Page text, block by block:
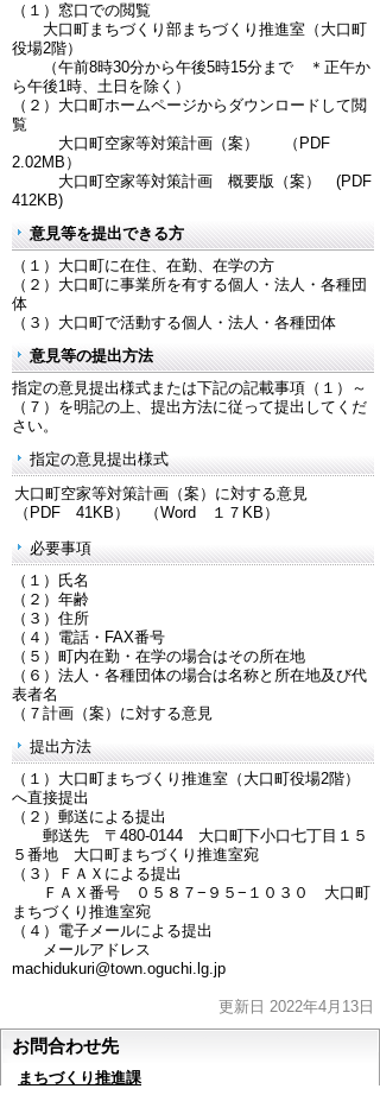
（１）窓口での閲覧
大口町まちづくり部まちづくり推進室（大口町
役場2階）
（午前8時30分から午後5時15分まで ＊正午か
ら午後1時、土日を除く）
（２）大口町ホームページからダウンロードして閲
覧
大口町空家等対策計画（案） （PDF
2.02MB）
大口町空家等対策計画 概要版（案） (PDF
412KB)
意見等を提出できる方
（１）大口町に在住、在勤、在学の方
（２）大口町に事業所を有する個人・法人・各種団
体
（３）大口町で活動する個人・法人・各種団体
意見等の提出方法
指定の意見提出様式または下記の記載事項（１）～
（７）を明記の上、提出方法に従って提出してくだ
さい。
指定の意見提出様式
大口町空家等対策計画（案）に対する意見
（PDF 41KB） （Word １７KB）
必要事項
（１）氏名
（２）年齢
（３）住所
（４）電話・FAX番号
（５）町内在勤・在学の場合はその所在地
（６）法人・各種団体の場合は名称と所在地及び代
表者名
（７計画（案）に対する意見
提出方法
（１）大口町まちづくり推進室（大口町役場2階）
へ直接提出
（２）郵送による提出
郵送先 〒480-0144 大口町下小口七丁目１５
５番地 大口町まちづくり推進室宛
（３）ＦＡＸによる提出
ＦＡＸ番号 ０５８７−９５−１０３０ 大口町
まちづくり推進室宛
（４）電子メールによる提出
メールアドレス
machidukuri@town.oguchi.lg.jp
更新日 2022年4月13日
お問合わせ先
まちづくり推進課